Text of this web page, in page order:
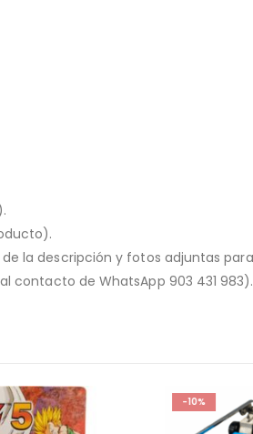
la descripción y fotos adjuntas
contacto de WhatsApp 903 431 983).
-10%